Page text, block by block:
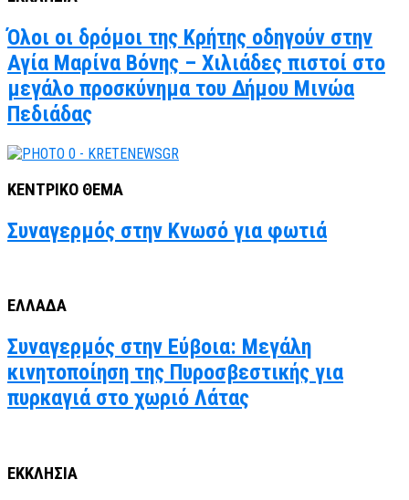
Όλοι οι δρόμοι της Κρήτης οδηγούν στην
Αγία Μαρίνα Βόνης – Χιλιάδες πιστοί στο
μεγάλο προσκύνημα του Δήμου Μινώα
Πεδιάδας
ΚΕΝΤΡΙΚΟ ΘΕΜΑ
Συναγερμός στην Κνωσό για φωτιά
ΕΛΛΑΔΑ
Συναγερμός στην Εύβοια: Μεγάλη
κινητοποίηση της Πυροσβεστικής για
πυρκαγιά στο χωριό Λάτας
ΕΚΚΛΗΣΙΑ